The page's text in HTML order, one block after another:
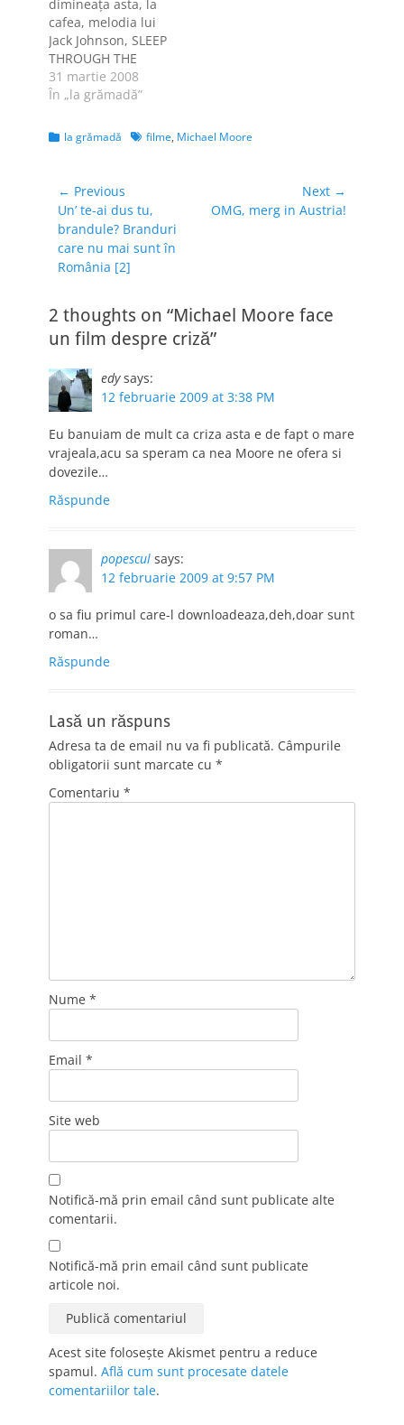
dinainte de a şti ce e
ăla blog, dar n-am
pus-o încă…
dimineaţa asta, la
cafea, melodia lui
Jack Johnson, SLEEP
THROUGH THE
STATIC, mi-a
înveselit ziua. Ceea
Mai jos, versurile.
Trouble travels fast
specially designed
for crash testing Or
wearing wool
sunglasses in the
afternoon Come on
and tell us what
31 martie 2008
În „la grămadă”
Categories
la grămadă Tagsfilme, Michael Moore
Navigare
în
articole
← Previous
Previous
post:
Un’ te-ai dus tu,
brandule? Branduri
care nu mai sunt în
România [2]
Next →
Next
OMG, merg in Austria!
2 thoughts on “Michael Moore face
un film despre criză”
edy says:
12 februarie 2009 at 3:38 PM
Eu banuiam de mult ca criza asta e de fapt o mare
vrajeala,acu sa speram ca nea Moore ne ofera si
dovezile…
Răspunde
popescul says:
12 februarie 2009 at 9:57 PM
o sa fiu primul care-l downloadeaza,deh,doar sunt
roman…
Răspunde
Lasă un răspuns
Adresa ta de email nu va fi publicată. Câmpurile
obligatorii sunt marcate cu *
Comentariu *
Nume *
Email *
Site web
Notifică-mă prin email când sunt publicate alte
comentarii.
Notifică-mă prin email când sunt publicate
articole noi.
Acest site folosește Akismet pentru a reduce
spamul. Află cum sunt procesate datele
comentariilor tale.